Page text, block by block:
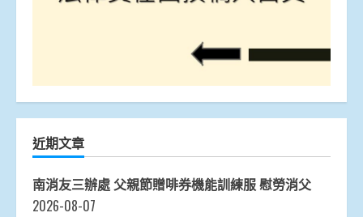
近期文章
南消友三辦處 父親節贈啡券機能訓練服 慰勞消父
2026-08-07